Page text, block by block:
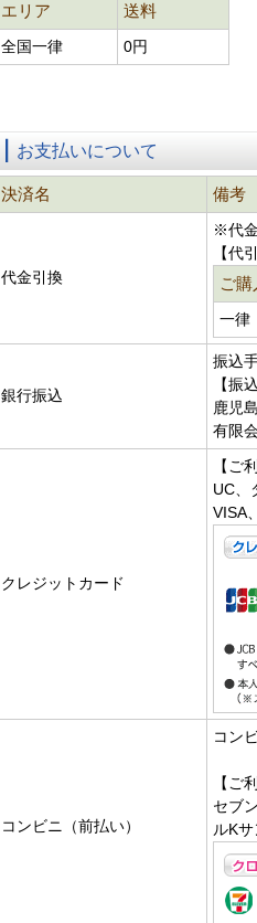
エリア 送料
全国一律 0円
お支払いについて
決済名 備考
代金引換
※代
【代
ご
一律
銀行振込
振込
【振
鹿児
有限
クレジットカード
【ご
UC、
VISA
コンビニ（前払い）
コン
【ご
セブ
ルK